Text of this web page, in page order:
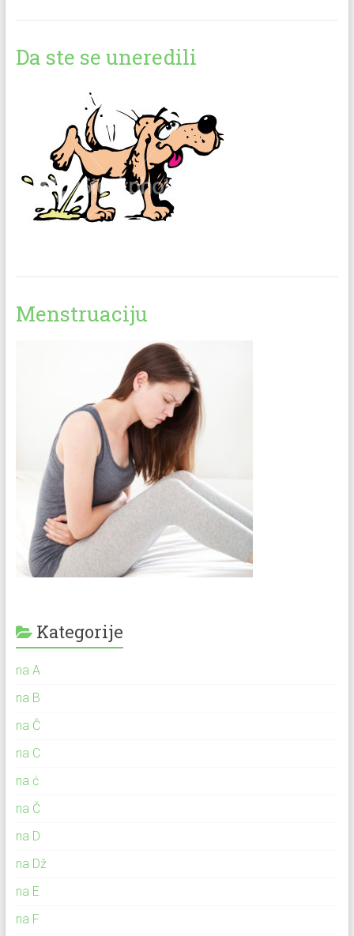
Da ste se uneredili
Menstruaciju
Kategorije
na A
na B
na Č
na C
na ć
na Č
na D
na Dž
na E
na F